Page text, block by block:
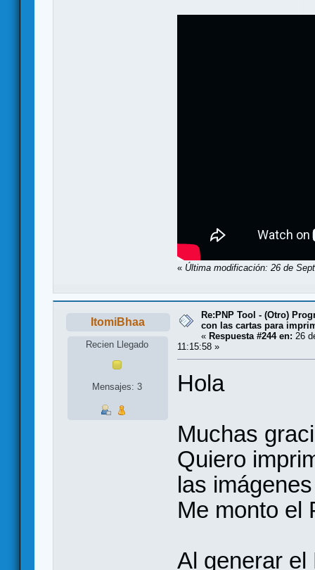
« Última modificación: 26 de
ItomiBhaa
Recien Llegado
Mensajes: 3
Re:PNP Tool - (Otro)
con las cartas para
« Respuesta #244 en: 26
11:15:58 »
Hola
Muchas
Quiero
las
Me monto el
Al generar